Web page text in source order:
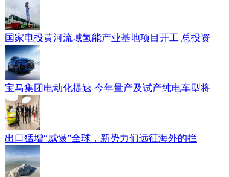
国家电投黄河流域氢能产业基地项目开工 总投资
宝马集团电动化提速 今年量产及试产纯电车型将
出口猛增“威慑”全球，新势力们远征海外的拦